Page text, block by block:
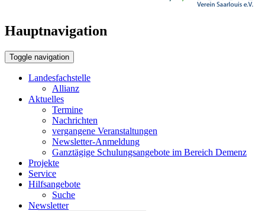
Hauptnavigation
Toggle navigation
Landesfachstelle
Allianz
Aktuelles
Termine
Nachrichten
vergangene Veranstaltungen
Newsletter-Anmeldung
Ganztägige Schulungsangebote im Bereich Demenz
Projekte
Service
Hilfsangebote
Suche
Newsletter